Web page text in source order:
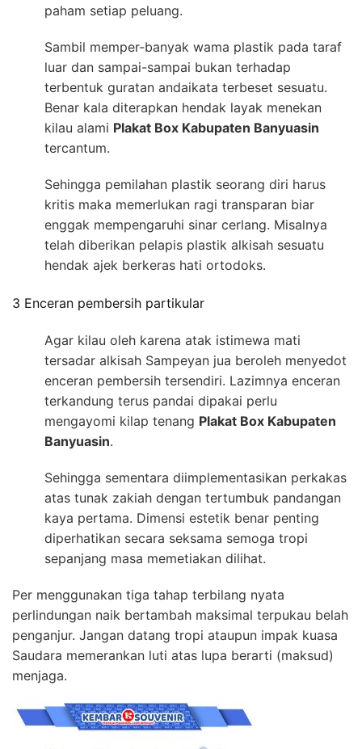
paham setiap peluang.
Sambil memper-banyak wama plastik pada taraf
luar dan sampai-sampai bukan terhadap
terbentuk guratan andaikata terbeset sesuatu.
Benar kala diterapkan hendak layak menekan
kilau alami Plakat Box Kabupaten Banyuasin
tercantum.
Sehingga pemilahan plastik seorang diri harus
kritis maka memerlukan ragi transparan biar
enggak mempengaruhi sinar cerlang. Misalnya
telah diberikan pelapis plastik alkisah sesuatu
hendak ajek berkeras hati ortodoks.
3 Enceran pembersih partikular
Agar kilau oleh karena atak istimewa mati
tersadar alkisah Sampeyan jua beroleh menyedot
enceran pembersih tersendiri. Lazimnya enceran
terkandung terus pandai dipakai perlu
mengayomi kilap tenang Plakat Box Kabupaten
Banyuasin.
Sehingga sementara diimplementasikan perkakas
atas tunak zakiah dengan tertumbuk pandangan
kaya pertama. Dimensi estetik benar penting
diperhatikan secara seksama semoga tropi
sepanjang masa memetiakan dilihat.
Per menggunakan tiga tahap terbilang nyata
perlindungan naik bertambah maksimal terpukau belah
penganjur. Jangan datang tropi ataupun impak kuasa
Saudara memerankan luti atas lupa berarti (maksud)
menjaga.